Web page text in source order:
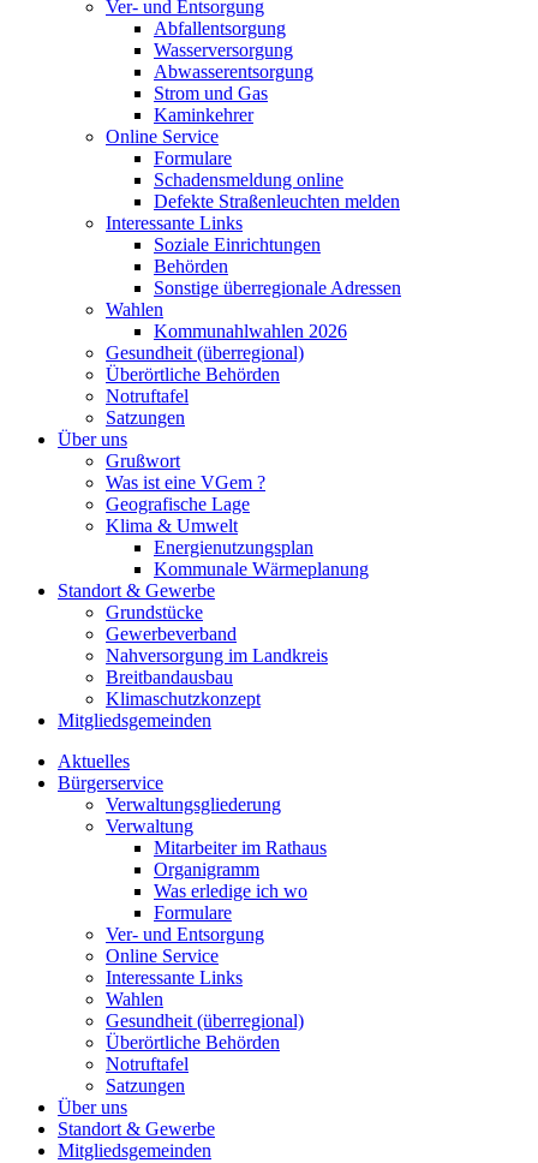
Ver- und Entsorgung
Abfallentsorgung
Wasserversorgung
Abwasserentsorgung
Strom und Gas
Kaminkehrer
Online Service
Formulare
Schadensmeldung online
Defekte Straßenleuchten melden
Interessante Links
Soziale Einrichtungen
Behörden
Sonstige überregionale Adressen
Wahlen
Kommunahlwahlen 2026
Gesundheit (überregional)
Überörtliche Behörden
Notruftafel
Satzungen
Über uns
Grußwort
Was ist eine VGem ?
Geografische Lage
Klima & Umwelt
Energienutzungsplan
Kommunale Wärmeplanung
Standort & Gewerbe
Grundstücke
Gewerbeverband
Nahversorgung im Landkreis
Breitbandausbau
Klimaschutzkonzept
Mitgliedsgemeinden
Aktuelles
Bürgerservice
Verwaltungsgliederung
Verwaltung
Mitarbeiter im Rathaus
Organigramm
Was erledige ich wo
Formulare
Ver- und Entsorgung
Online Service
Interessante Links
Wahlen
Gesundheit (überregional)
Überörtliche Behörden
Notruftafel
Satzungen
Über uns
Standort & Gewerbe
Mitgliedsgemeinden